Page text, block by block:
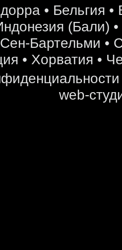
• Бельгия •
(Бали) •
Сен-Бартельми •
• Хорватия •
web-